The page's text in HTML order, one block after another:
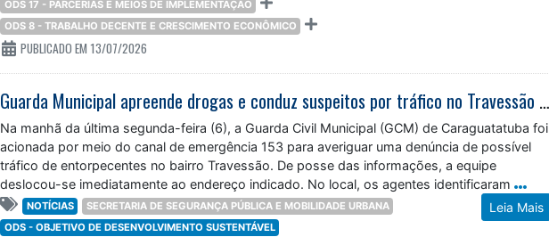
ODS 8 - TRABALHO DECENTE E CRESCIMENTO ECONÔMICO
PUBLICADO EM 13/07/2026
Na manhã da última segunda-feira (6), a Guarda Civil Municipal (GCM) de Caraguatatuba foi
acionada por meio do canal de emergência 153 para averiguar uma denúncia de possível
tráfico de entorpecentes no bairro Travessão. De posse das informações, a equipe
deslocou-se imediatamente ao endereço indicado. No local, os agentes identificaram
Leia Mais
NOTÍCIAS
SECRETARIA DE SEGURANÇA PÚBLICA E MOBILIDADE URBANA
ODS - OBJETIVO DE DESENVOLVIMENTO SUSTENTÁVEL